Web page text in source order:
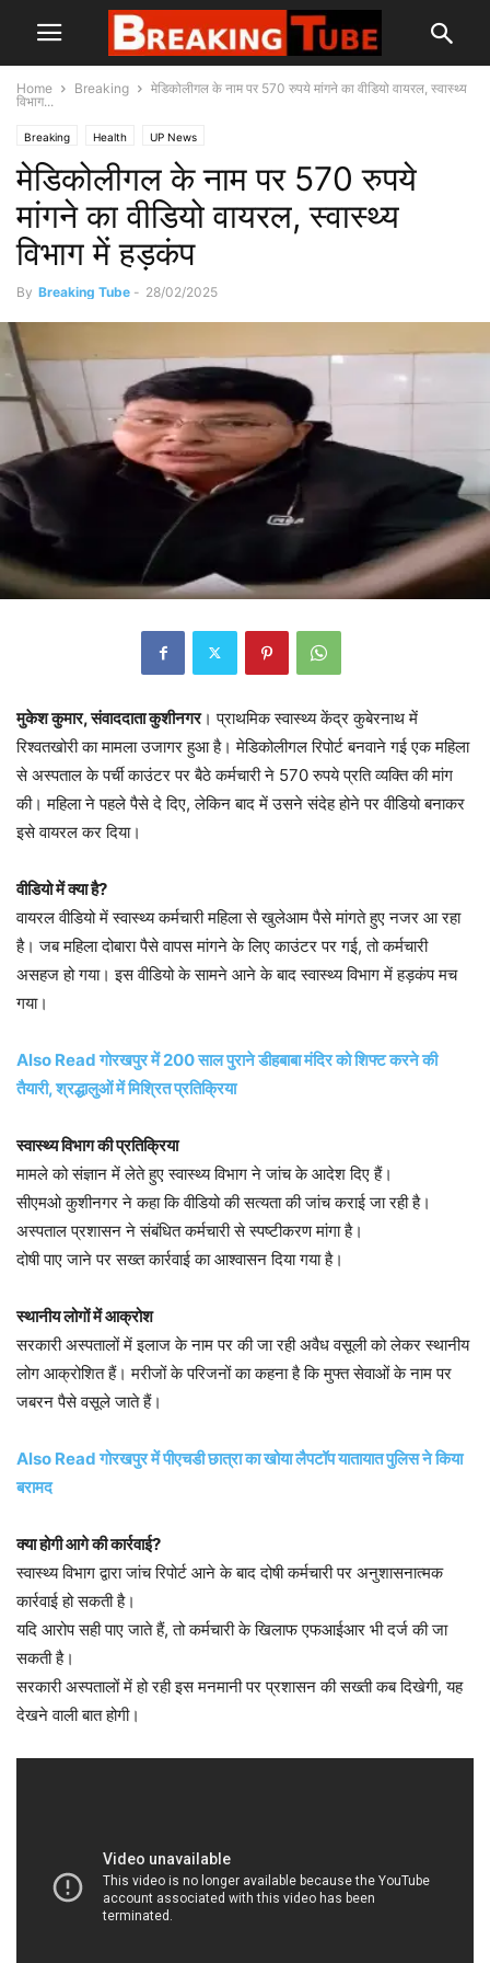
Home Breaking
मेडिकोलीगल के नाम पर 570 रुपये मांगने का वीडियो वायरल, स्वास्थ्य
विभाग...
Breaking Health UP News
मेडिकोलीगल के नाम पर 570 रुपये
मांगने का वीडियो वायरल, स्वास्थ्य
विभाग में हड़कंप
By Breaking Tube - 28/02/2025
मुकेश कुमार, संवाददाता कुशीनगर। प्राथमिक स्वास्थ्य केंद्र कुबेरनाथ में
रिश्वतखोरी का मामला उजागर हुआ है। मेडिकोलीगल रिपोर्ट बनवाने गई एक महिला
से अस्पताल के पर्ची काउंटर पर बैठे कर्मचारी ने 570 रुपये प्रति व्यक्ति की मांग
की। महिला ने पहले पैसे दे दिए, लेकिन बाद में उसने संदेह होने पर वीडियो बनाकर
इसे वायरल कर दिया।
वीडियो में क्या है?
वायरल वीडियो में स्वास्थ्य कर्मचारी महिला से खुलेआम पैसे मांगते हुए नजर आ रहा
है। जब महिला दोबारा पैसे वापस मांगने के लिए काउंटर पर गई, तो कर्मचारी
असहज हो गया। इस वीडियो के सामने आने के बाद स्वास्थ्य विभाग में हड़कंप मच
गया।
Also Read गोरखपुर में 200 साल पुराने डीहबाबा मंदिर को शिफ्ट करने की
तैयारी, श्रद्धालुओं में मिश्रित प्रतिक्रिया
स्वास्थ्य विभाग की प्रतिक्रिया
मामले को संज्ञान में लेते हुए स्वास्थ्य विभाग ने जांच के आदेश दिए हैं।
सीएमओ कुशीनगर ने कहा कि वीडियो की सत्यता की जांच कराई जा रही है।
अस्पताल प्रशासन ने संबंधित कर्मचारी से स्पष्टीकरण मांगा है।
दोषी पाए जाने पर सख्त कार्रवाई का आश्वासन दिया गया है।
स्थानीय लोगों में आक्रोश
सरकारी अस्पतालों में इलाज के नाम पर की जा रही अवैध वसूली को लेकर स्थानीय
लोग आक्रोशित हैं। मरीजों के परिजनों का कहना है कि मुफ्त सेवाओं के नाम पर
जबरन पैसे वसूले जाते हैं।
Also Read गोरखपुर में पीएचडी छात्रा का खोया लैपटॉप यातायात पुलिस ने किया
बरामद
क्या होगी आगे की कार्रवाई?
स्वास्थ्य विभाग द्वारा जांच रिपोर्ट आने के बाद दोषी कर्मचारी पर अनुशासनात्मक
कार्रवाई हो सकती है।
यदि आरोप सही पाए जाते हैं, तो कर्मचारी के खिलाफ एफआईआर भी दर्ज की जा
सकती है।
सरकारी अस्पतालों में हो रही इस मनमानी पर प्रशासन की सख्ती कब दिखेगी, यह
देखने वाली बात होगी।